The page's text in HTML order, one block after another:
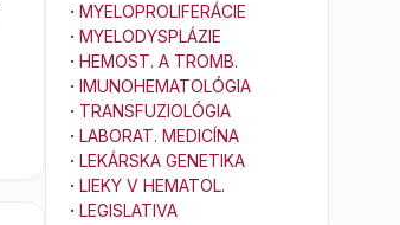
· MYELOPROLIFERÁCIE
· MYELODYSPLÁZIE
· HEMOST. A TROMB.
· IMUNOHEMATOLÓGIA
· TRANSFUZIOLÓGIA
· LABORAT. MEDICÍNA
· LEKÁRSKA GENETIKA
· LIEKY V HEMATOL.
· LEGISLATIVA